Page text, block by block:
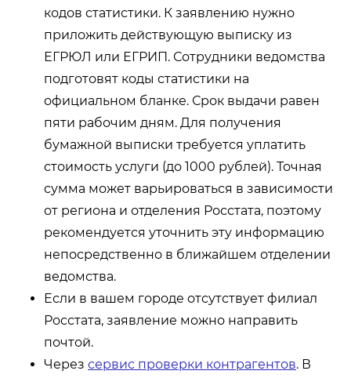
кодов статистики. К заявлению нужно
приложить действующую выписку из
ЕГРЮЛ или ЕГРИП. Сотрудники ведомства
подготовят коды статистики на
официальном бланке. Срок выдачи равен
пяти рабочим дням. Для получения
бумажной выписки требуется уплатить
стоимость услуги (до 1000 рублей). Точная
сумма может варьироваться в зависимости
от региона и отделения Росстата, поэтому
рекомендуется уточнить эту информацию
непосредственно в ближайшем отделении
ведомства.
Если в вашем городе отсутствует филиал
Росстата, заявление можно направить
почтой.
Через сервис проверки контрагентов. В